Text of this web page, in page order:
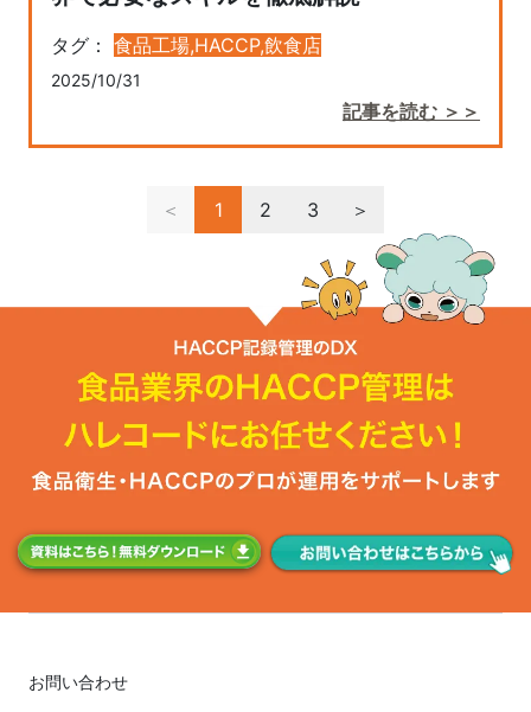
タグ： 食品工場,HACCP,飲食店
2025/10/31
記事を読む ＞＞
＜ 1 2 3 ＞
お問い合わせ